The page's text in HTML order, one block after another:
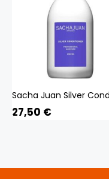
27,50 €